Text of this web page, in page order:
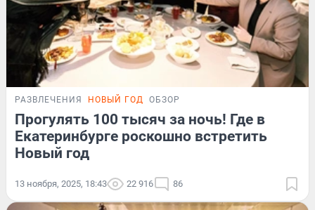
РАЗВЛЕЧЕНИЯ НОВЫЙ ГОД ОБЗОР
Прогулять 100 тысяч за ночь! Где в
Екатеринбурге роскошно встретить
Новый год
13 ноября, 2025, 18:43 22 916 86